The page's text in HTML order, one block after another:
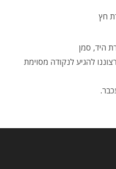
חץ
היד, סמן
להגיע לנקודה מסוימת